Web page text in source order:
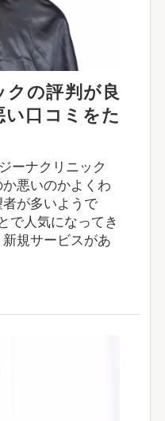
クの評判が良
口コミをた
ーナクリニック
悪いのかよくわ
が多いようで
で人気になってき
規サービスがあ